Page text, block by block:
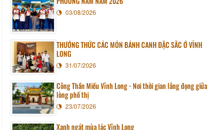
03/08/2026
THƯỞNG THỨC CÁC MÓN BÁNH CANH ĐẶC SẮC Ở VĨNH
LONG
31/07/2026
Công Thần Miếu Vĩnh Long - Nơi thời gian lắng đọng giữa
lòng phố thị
23/07/2026
Xanh ngát mùa lác Vĩnh Long